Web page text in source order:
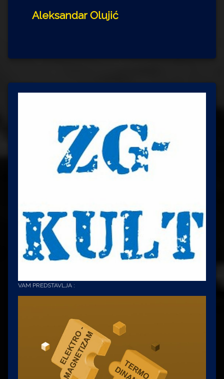
Aleksandar Olujić
VAM PREDSTAVLJA :